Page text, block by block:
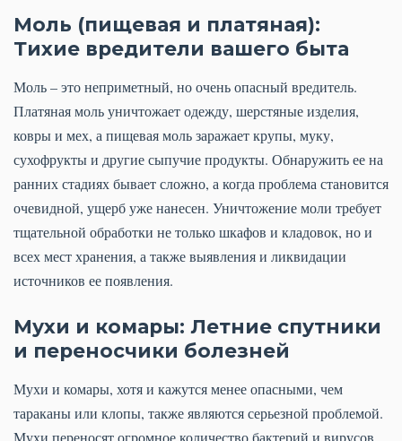
Моль (пищевая и платяная):
Тихие вредители вашего быта
Моль – это неприметный, но очень опасный вредитель.
Платяная моль уничтожает одежду, шерстяные изделия,
ковры и мех, а пищевая моль заражает крупы, муку,
сухофрукты и другие сыпучие продукты. Обнаружить ее на
ранних стадиях бывает сложно, а когда проблема становится
очевидной, ущерб уже нанесен. Уничтожение моли требует
тщательной обработки не только шкафов и кладовок, но и
всех мест хранения, а также выявления и ликвидации
источников ее появления.
Мухи и комары: Летние спутники
и переносчики болезней
Мухи и комары, хотя и кажутся менее опасными, чем
тараканы или клопы, также являются серьезной проблемой.